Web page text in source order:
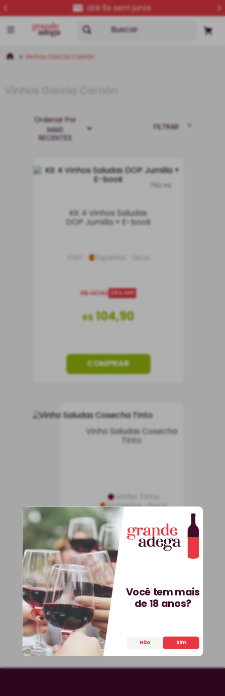
até 6x sem juros
Buscar
Vinhos García Carrión
Ordenar Por
MAIS
RECENTES
FILTRAR
750 ml
Kit 4 Vinhos Saludas
DOP Jumilla + E-book
Espanha
R$147,60 29% OFF
R$ 104,90
COMPRAR
Vinho Saludas Cosecha
Tinto
Vinho Tinto
Espanha Seco
750 ml
R$
COMPRAR
Você tem mais
de 18 anos?
Não Sim